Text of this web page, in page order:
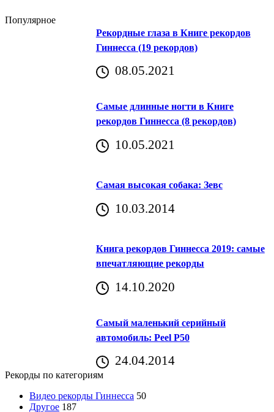
Популярное
Рекордные глаза в Книге рекордов
Гиннесса (19 рекордов)
08.05.2021
Самые длинные ногти в Книге
рекордов Гиннесса (8 рекордов)
10.05.2021
Самая высокая собака: Зевс
10.03.2014
Книга рекордов Гиннесса 2019: самые
впечатляющие рекорды
14.10.2020
Самый маленький серийный
автомобиль: Peel P50
24.04.2014
Рекорды по категориям
Видео рекорды Гиннесса 50
Другое 187